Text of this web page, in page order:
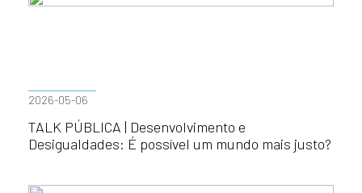
2026-05-06
TALK PÚBLICA | Desenvolvimento e
Desigualdades: É possível um mundo mais justo?